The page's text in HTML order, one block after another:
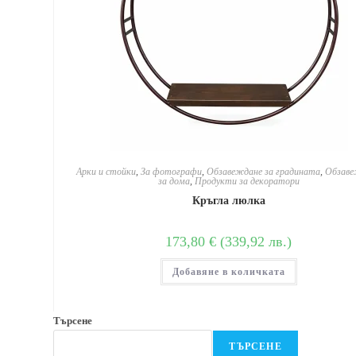
Арки и стойки,За фотографи,Обзавеждане за градината,
за дома, Продукти за декоратори
Кръгла люлка
173,80€ (339,92лв.)
Добавяне в количката
Търсене
ТЪРСЕНЕ